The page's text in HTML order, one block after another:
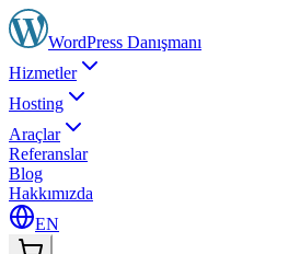
WordPress Danışmanı
Hizmetler
Hosting
Araçlar
Referanslar
Blog
Hakkımızda
EN